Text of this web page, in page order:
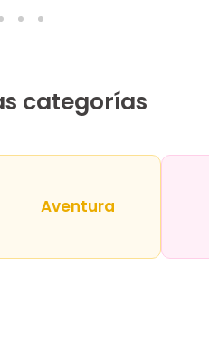
categorías
Aventura